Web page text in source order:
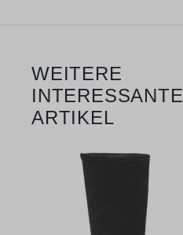
Produktgalerie überspringen
WEITERE
INTERESSANTE
ARTIKEL